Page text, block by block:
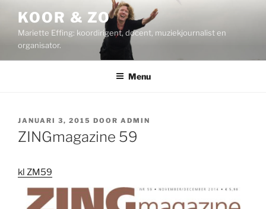
inhoud
KOOR & ZO
Mariette Effing: koordirigent, docent, muziekjournalist en
organisator.
Menu
GEPLAATST
OP
JANUARI 3, 2015 DOOR ADMIN
ZINGmagazine 59
kl ZM59